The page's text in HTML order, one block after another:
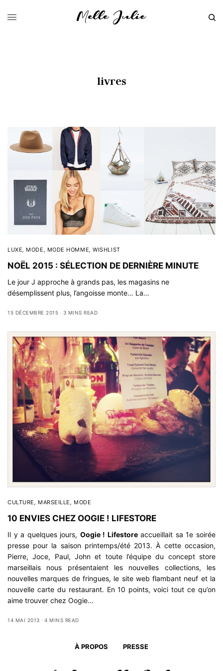
livres
LUXE, MODE, MODE HOMME,WISHLIST
NOËL 2015 : SÉLECTION DE DERNIÈRE MINUTE
Le jour J approche à grands pas, les magasins ne
désemplissent plus, l’angoisse monte… La…
15 DÉCEMBRE 2015 3 MINS READ
CULTURE, MARSEILLE, MODE
10 ENVIES CHEZ OOGIE ! LIFESTORE
Il y a quelques jours, Oogie ! Lifestoreaccueillait sa 1e soirée
presse pour la saison printemps/été 2013. À cette occasion,
Pierre, Joce, Paul, John et toute l’équipe du concept store
marseillais nous présentaient les nouvelles collections, les
nouvelles marques de fringues, le site web flambant neuf et la
nouvelle carte du restaurant. En 10 points, voici tout ce qu’on
aime trouver chez Oogie…
14 MAI 2013 4 MINS READ
À PROPOS PRESSE